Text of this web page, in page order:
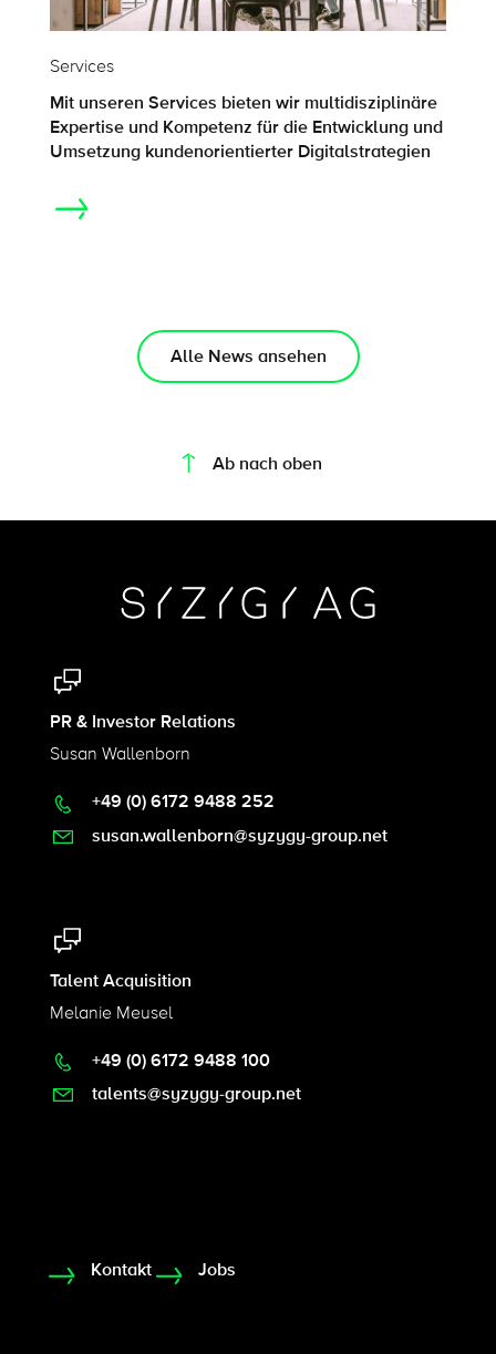
Services
Mit unseren Services bieten wir multidisziplinäre
Expertise und Kompetenz für die Entwicklung und
Umsetzung kundenorientierter Digitalstrategien
Alle News ansehen
Ab nach oben
PR & Investor Relations
Susan Wallenborn
+49 (0) 6172 9488 252
susan.wallenborn@syzygy-group.net
Talent Acquisition
Melanie Meusel
+49 (0) 6172 9488 100
talents@syzygy-group.net
Kontakt Jobs